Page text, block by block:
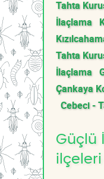
Tahta
İlaçlama
Tahta
İlaçlama
Çankaya
Cebeci -
Güçlü
ilçeleri